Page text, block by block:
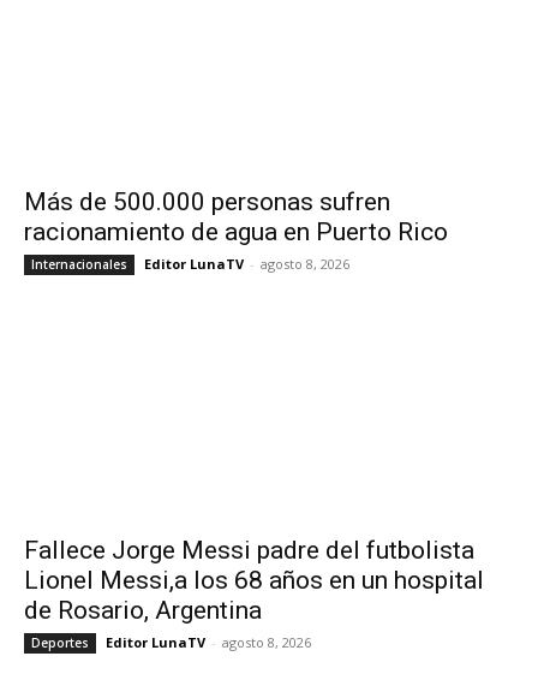
Más de 500.000 personas sufren
racionamiento de agua en Puerto Rico
Internacionales Editor LunaTV - agosto 8, 2026
Fallece Jorge Messi padre del futbolista
Lionel Messi,a los 68 años en un hospital
de Rosario, Argentina
Deportes Editor LunaTV - agosto 8, 2026